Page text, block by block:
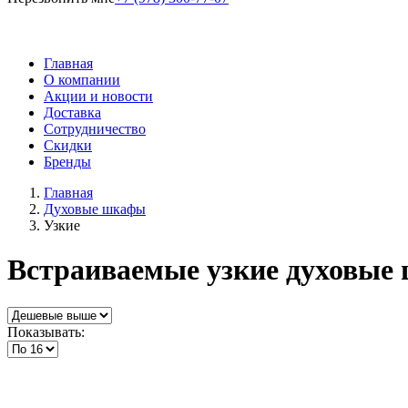
Главная
О компании
Акции и новости
Доставка
Сотрудничество
Скидки
Бренды
Главная
Духовые шкафы
Узкие
Встраиваемые узкие
Показывать: